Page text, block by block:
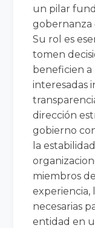
un pilar
gobernanza
Su rol es
tomen
beneficien a
interesadas
dirección
gobierno
la
miembros
experiencia,
necesarias
entidad en